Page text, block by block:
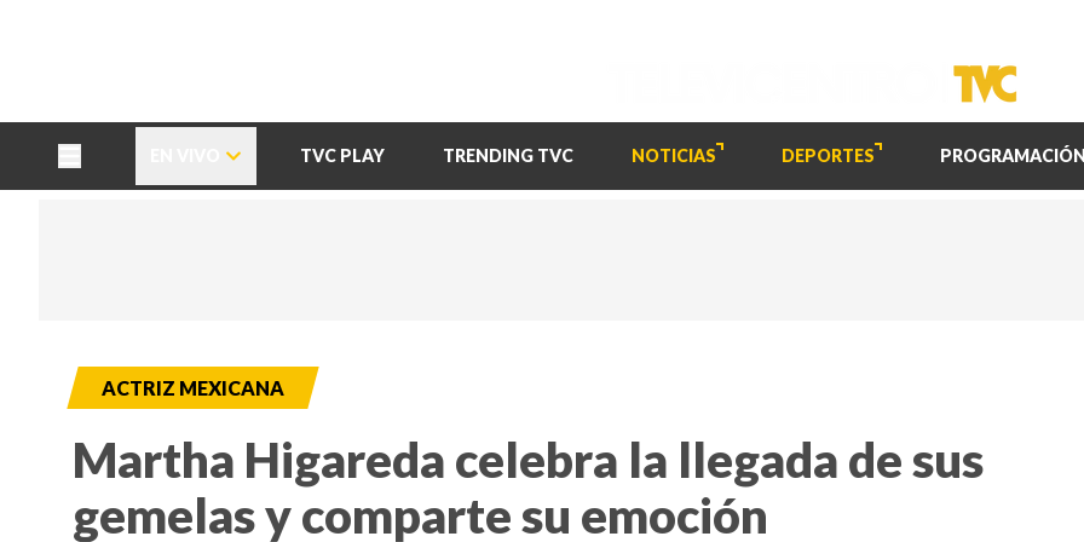
TVC PLAY TRENDING TVC NOTICIAS DEPORTES PROGRAMACIÓN
ACTRIZ MEXICANA
Martha Higareda celebra la llegada de sus
gemelas y comparte su emoción